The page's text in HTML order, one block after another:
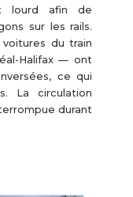
lourd afin de
sur les rails.
du train
Halifax — ont
ce qui
La circulation
durant